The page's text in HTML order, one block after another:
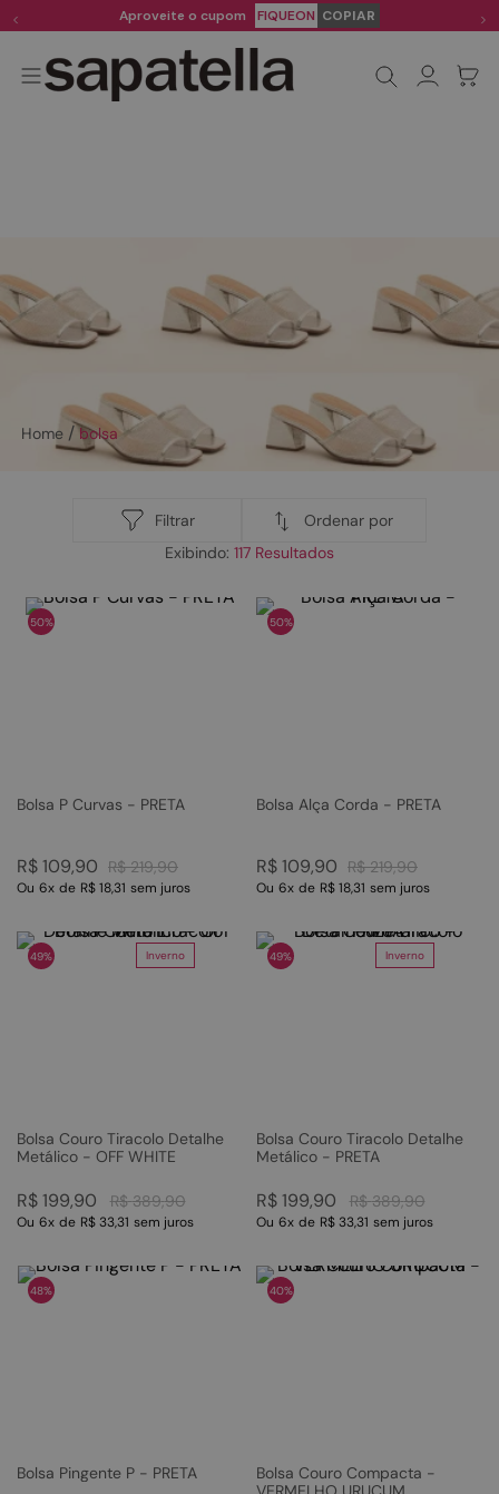
Aproveite o cupom FIQUEON COPIAR
bolsa
Filtrar
Ordenar por
117
50%
Bolsa P Curvas - PRETA
R$ 219,90
R$109,90
Ou 6x de R$ 18,31 sem juros
50%
Bolsa Alça Corda - PRETA
R$ 219,90
R$109,90
Ou 6x de R$ 18,31 sem juros
Inverno
49%
Bolsa Couro Tiracolo Detalhe
Metálico - OFF WHITE
R$ 389,90
R$199,90
Ou 6x de R$ 33,31 sem juros
Inverno
49%
Bolsa Couro Tiracolo Detalhe
Metálico - PRETA
R$ 389,90
R$199,90
Ou 6x de R$ 33,31 sem juros
48%
Bolsa Pingente P - PRETA
40%
Bolsa Couro Compacta -